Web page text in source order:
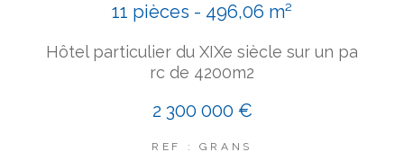
11 pièces - 496,06 m²
Hôtel particulier du XIXe siècle sur un pa
rc de 4200m2
2 300 000 €
REF : GRANS